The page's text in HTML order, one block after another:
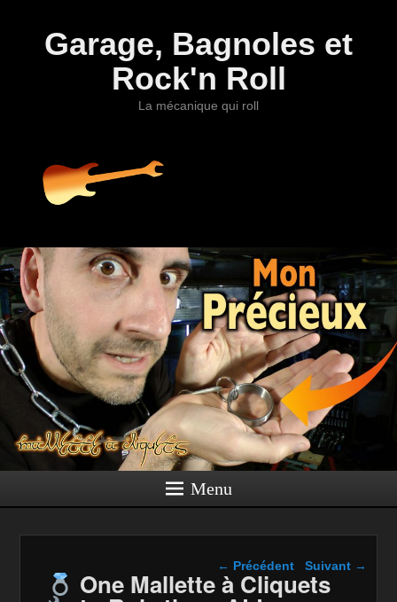
Garage, Bagnoles et
Rock'n Roll
La mécanique qui roll
Menu
Navigation dans les
articles
← Précédent Suivant →
One Mallette à Cliquets